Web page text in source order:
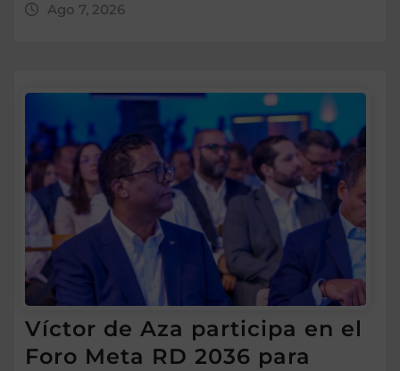
Ago 7, 2026
Víctor de Aza participa en el
Foro Meta RD 2036 para